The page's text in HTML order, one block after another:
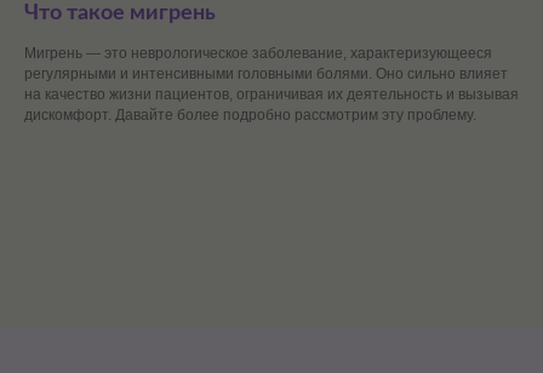
Что такое мигрень
Мигрень — это неврологическое заболевание, характеризующееся
регулярными и интенсивными головными болями. Оно сильно влияет
на качество жизни пациентов, ограничивая их деятельность и вызывая
дискомфорт. Давайте более подробно рассмотрим эту проблему.